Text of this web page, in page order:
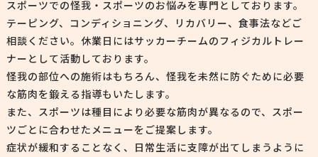
スポーツでの怪我・スポーツのお悩みを専門としております。
テーピング、コンディショニング、リカバリー、食事法などご
相談ください。休業日にはサッカーチームのフィジカルトレー
ナーとして活動しております。
怪我の部位への施術はもちろん、怪我を未然に防ぐために必要
な筋肉を鍛える指導もいたします。
また、スポーツは種目により必要な筋肉が異なるので、スポー
ツごとに合わせたメニューをご提案します。
症状が緩和することなく、日常生活に支障が出てしまうように